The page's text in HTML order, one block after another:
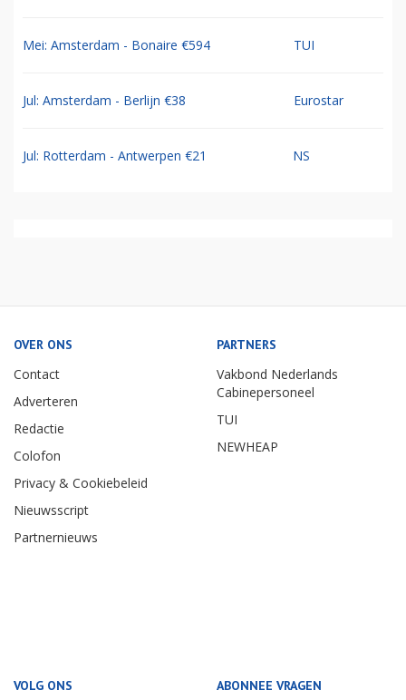
Mei: Amsterdam - Bonaire €594 TUI
Jul: Amsterdam - Berlijn €38 Eurostar
Jul: Rotterdam - Antwerpen €21 NS
OVER ONS
Contact
Adverteren
Redactie
Colofon
Privacy & Cookiebeleid
Nieuwsscript
Partnernieuws
PARTNERS
Vakbond Nederlands
Cabinepersoneel
TUI
NEWHEAP
VOLG ONS ABONNEE VRAGEN